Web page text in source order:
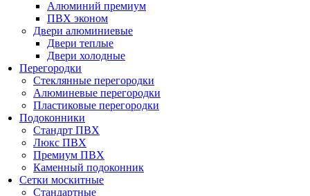
Алюминий премиум
ПВХ эконом
Двери алюминиевые
Двери теплые
Двери холодные
Перегородки
Стеклянные перегородки
Алюминевые перегородки
Пластиковые перегородки
Подоконники
Стандрт ПВХ
Люкс ПВХ
Премиум ПВХ
Каменный подоконник
Сетки москитные
Стандартные